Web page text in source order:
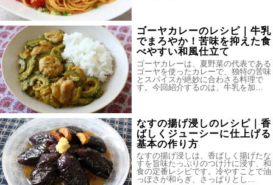
ゴーヤカレーのレシピ｜牛乳
でまろやか！苦味を抑えた食
べやすい和風仕立て
ゴーヤカレーは、夏野菜の代表である
ゴーヤを使ったカレーで、独特の苦味
とスパイスが絶妙に合わさる料理で
す。今回紹介するのは、牛乳を加…
なすの揚げ浸しのレシピ｜香
ばしくジューシーに仕上げる
基本の作り方
なすの揚げ浸しは、香ばしく揚げたな
すを旨味たっぷりのつけ汁に浸す、和
食の定番レシピです。冷やすことで油
っぽさが和らぎ、さっぱりとし…